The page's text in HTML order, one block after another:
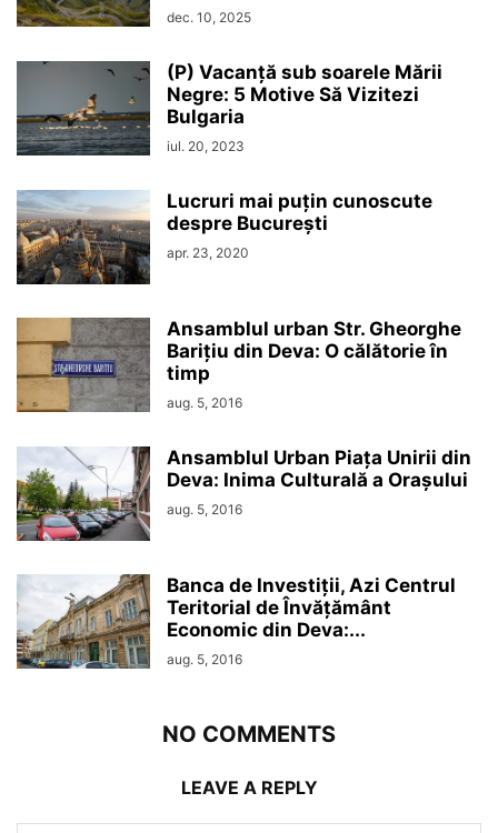
dec. 10, 2025
(P) Vacanță sub soarele Mării
Negre: 5 Motive Să Vizitezi
Bulgaria
iul. 20, 2023
Lucruri mai puțin cunoscute
despre București
apr. 23, 2020
Ansamblul urban Str. Gheorghe
Barițiu din Deva: O călătorie în
timp
aug. 5, 2016
Ansamblul Urban Piața Unirii din
Deva: Inima Culturală a Orașului
aug. 5, 2016
Banca de Investiții, Azi Centrul
Teritorial de Învățământ
Economic din Deva:...
aug. 5, 2016
NO COMMENTS
LEAVE A REPLY